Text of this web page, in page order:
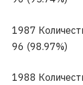
1987
96 (98.97%)
1988